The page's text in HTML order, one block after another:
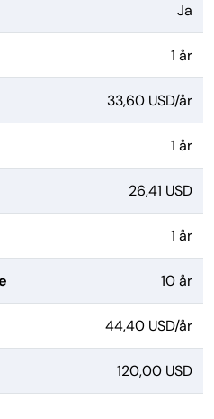
Ja
1 år
33,60 USD/år
1 år
26,41 USD
1 år
10 år
44,40 USD/år
120,00 USD